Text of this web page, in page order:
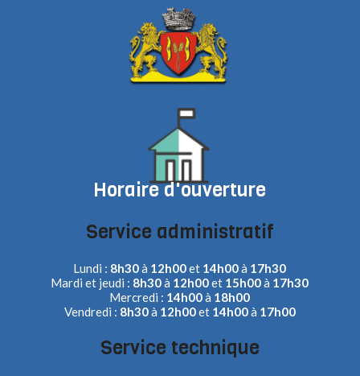
Horaire d'ouverture
Service administratif
Lundi : 8h30à 12h00et 14h00à 17h30
Mardi et jeudi : 8h30à 12h00et 15h00à 17h30
Mercredi : 14h00à 18h00
Vendredi : 8h30à 12h00et 14h00à 17h00
Service technique